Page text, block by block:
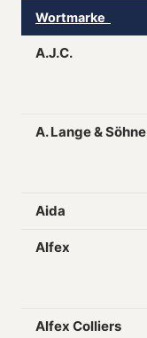
Wortmarke
A.J.C.
A. Lange & Söhne
Aida
Alfex
Alfex Colliers